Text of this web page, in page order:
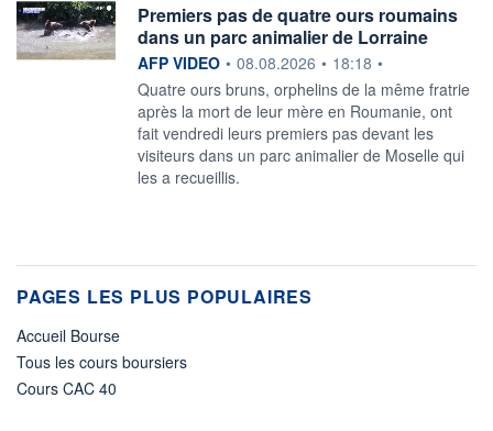
Premiers pas de quatre ours roumains
dans un parc animalier de Lorraine
information fournie par
AFP VIDEO • 08.08.2026 • 18:18 •
Quatre ours bruns, orphelins de la même fratrie
après la mort de leur mère en Roumanie, ont
fait vendredi leurs premiers pas devant les
visiteurs dans un parc animalier de Moselle qui
les a recueillis.
PAGES LES PLUS POPULAIRES
Accueil Bourse
Tous les cours boursiers
Cours CAC 40